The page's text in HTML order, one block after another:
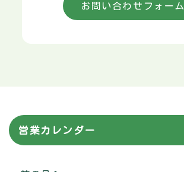
お問い合わせフォーム
営業カレンダー